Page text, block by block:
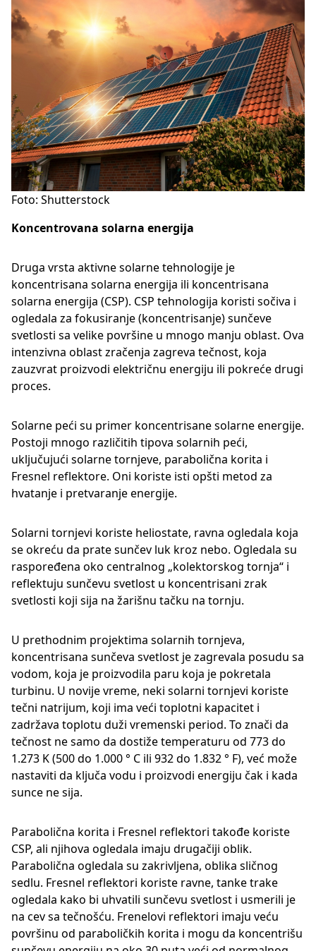
Foto: Shutterstock
Koncentrovana solarna energija
Druga vrsta aktivne solarne tehnologije je
koncentrisana solarna energija ili koncentrisana
solarna energija (CSP). CSP tehnologija koristi sočiva i
ogledala za fokusiranje (koncentrisanje) sunčeve
svetlosti sa velike površine u mnogo manju oblast. Ova
intenzivna oblast zračenja zagreva tečnost, koja
zauzvrat proizvodi električnu energiju ili pokreće drugi
proces.
Solarne peći su primer koncentrisane solarne energije.
Postoji mnogo različitih tipova solarnih peći,
uključujući solarne tornjeve, parabolična korita i
Fresnel reflektore. Oni koriste isti opšti metod za
hvatanje i pretvaranje energije.
Solarni tornjevi koriste heliostate, ravna ogledala koja
se okreću da prate sunčev luk kroz nebo. Ogledala su
raspoređena oko centralnog „kolektorskog tornja“ i
reflektuju sunčevu svetlost u koncentrisani zrak
svetlosti koji sija na žarišnu tačku na tornju.
U prethodnim projektima solarnih tornjeva,
koncentrisana sunčeva svetlost je zagrevala posudu sa
vodom, koja je proizvodila paru koja je pokretala
turbinu. U novije vreme, neki solarni tornjevi koriste
tečni natrijum, koji ima veći toplotni kapacitet i
zadržava toplotu duži vremenski period. To znači da
tečnost ne samo da dostiže temperaturu od 773 do
1.273 K (500 do 1.000 ° C ili 932 do 1.832 ° F), već može
nastaviti da ključa vodu i proizvodi energiju čak i kada
sunce ne sija.
Parabolična korita i Fresnel reflektori takođe koriste
CSP, ali njihova ogledala imaju drugačiji oblik.
Parabolična ogledala su zakrivljena, oblika sličnog
sedlu. Fresnel reflektori koriste ravne, tanke trake
ogledala kako bi uhvatili sunčevu svetlost i usmerili je
na cev sa tečnošću. Frenelovi reflektori imaju veću
površinu od paraboličkih korita i mogu da koncentrišu